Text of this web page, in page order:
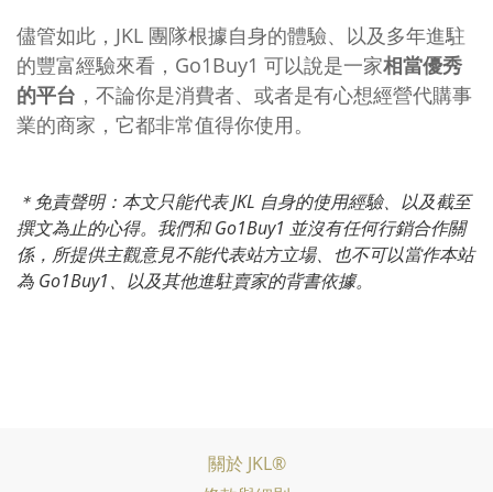
儘管如此，JKL 團隊根據自身的體驗、以及多年進駐
的豐富經驗來看，Go1Buy1 可以說是一家相當優秀
的平台 ，不論你是消費者、或者是有心想經營代購事
業的商家，它都非常值得你使用。
＊免責聲明：本文只能代表 JKL 自身的使用經驗、以及截至
撰文為止的心得。我們和 Go1Buy1 並沒有任何行銷合作關
係，所提供主觀意見不能代表站方立場、也不可以當作本站
為 Go1Buy1、以及其他進駐賣家的背書依據。
關於 JKL®